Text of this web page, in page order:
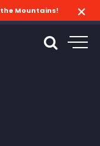
the Mountains!